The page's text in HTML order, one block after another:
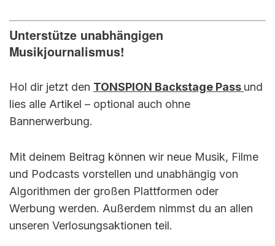
Unterstütze unabhängigen
Musikjournalismus!
Hol dir jetzt den TONSPION Backstage Pass und
lies alle Artikel – optional auch ohne
Bannerwerbung.
Mit deinem Beitrag können wir neue Musik, Filme
und Podcasts vorstellen und unabhängig von
Algorithmen der großen Plattformen oder
Werbung werden. Außerdem nimmst du an allen
unseren Verlosungsaktionen teil.